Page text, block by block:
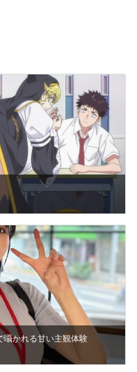
囁かれる甘い主観体験